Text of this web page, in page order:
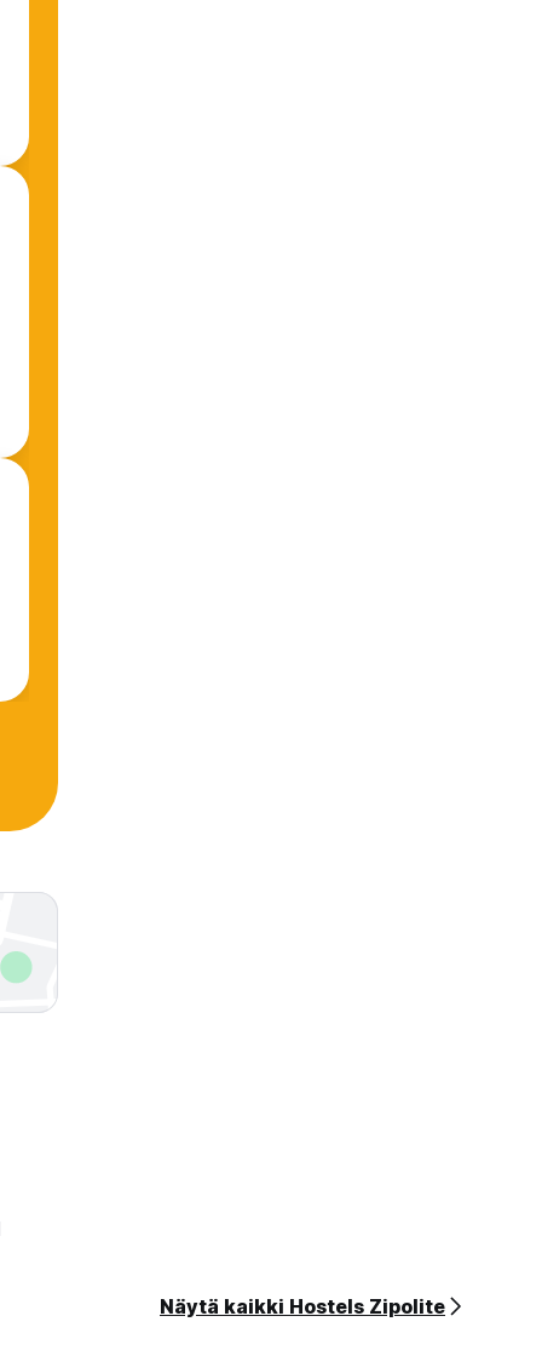
Näytä kaikki Hostels Zipolite